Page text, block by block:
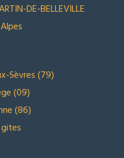
DE-BELLEVILLE
Sèvres (79)
(09)
(86)